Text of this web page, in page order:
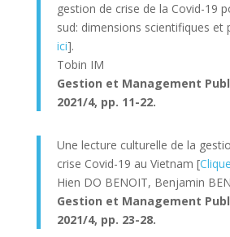
gestion de crise de la Covid-19
sud: dimensions scientifiques
ici].
Tobin IM
Gestion et Management
2021/4, pp. 11-22.
Une lecture culturelle de la
crise Covid-19 au Vietnam [
Hien DO BENOIT, Benjamin
Gestion et Management
2021/4, pp. 23-28.